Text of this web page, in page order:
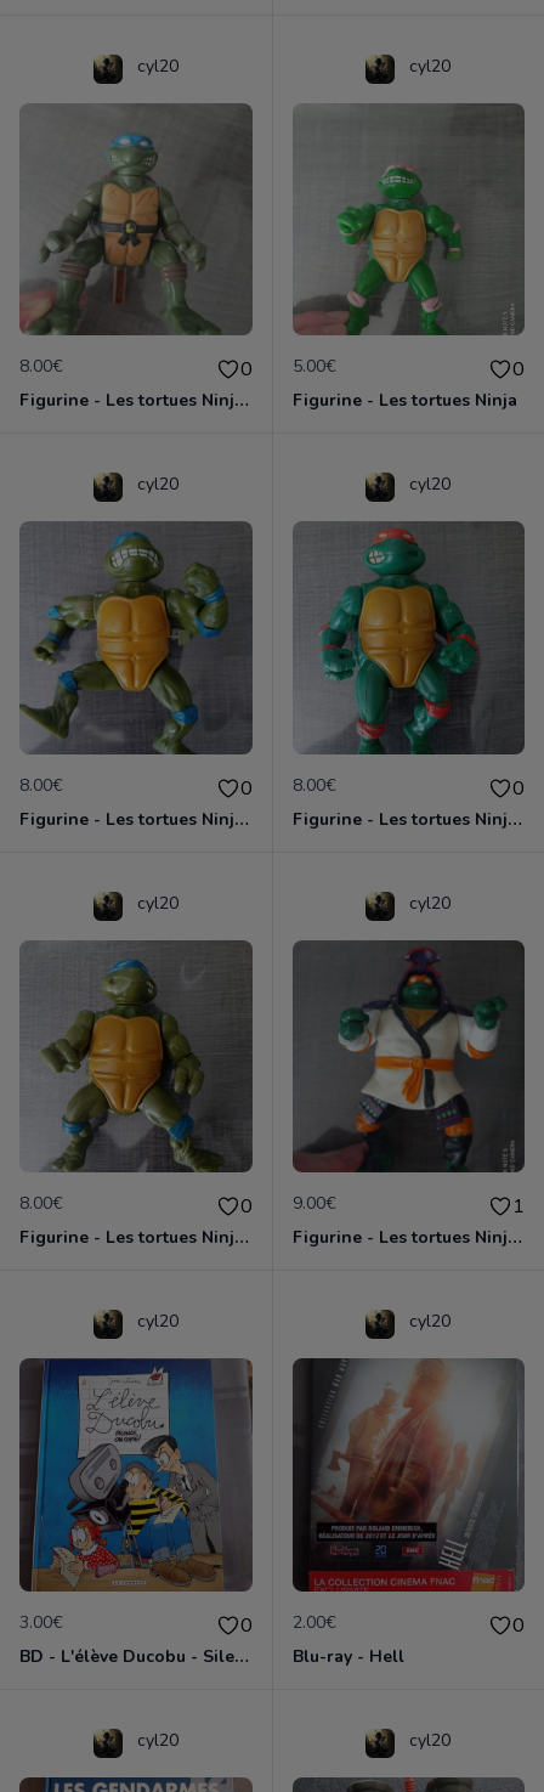
cyl20
8.00€ 0
Figurine - Les tortues Ninja - Leonardo
cyl20
5.00€ 0
Figurine - Les tortues Ninja
cyl20
8.00€ 0
Figurine - Les tortues Ninja - Leonardo
cyl20
8.00€ 0
Figurine - Les tortues Ninja - Michaelangelo
cyl20
8.00€ 0
Figurine - Les tortues Ninja - Leonardo
cyl20
9.00€ 1
Figurine - Les tortues Ninja - Michelangelo
cyl20
3.00€ 0
BD - L'élève Ducobu - Silence, on copie
cyl20
2.00€ 0
Blu-ray - Hell
cyl20 cyl20